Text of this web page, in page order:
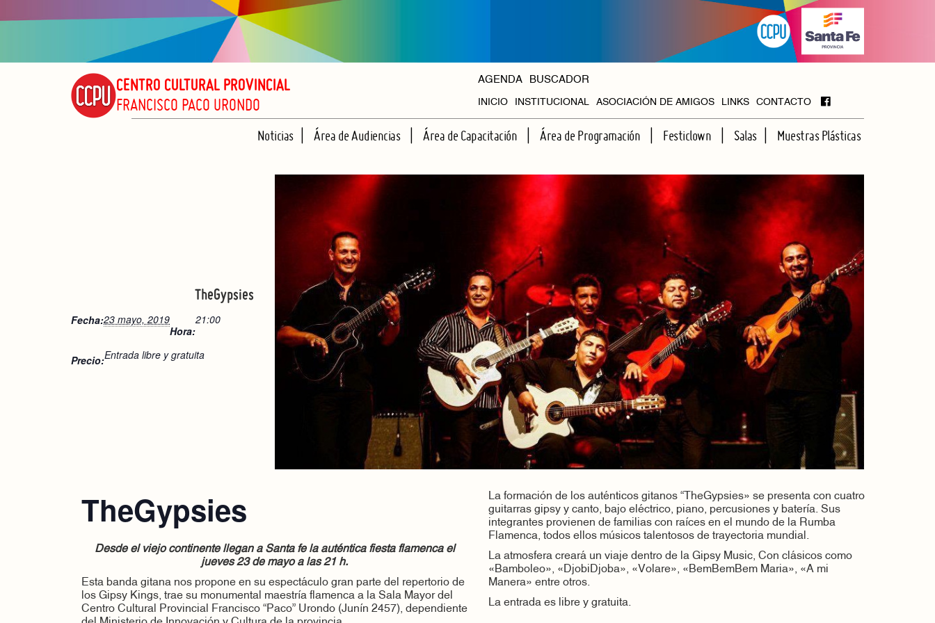
CENTRO CULTURAL PROVINCIAL
FRANCISCO PACO URONDO
AGENDA BUSCADOR
INICIO INSTITUCIONAL
HISTORIA
ORGANISMOS
ASOCIACIÓN DE AMIGOS LINKS CONTACTO
Noticias Área de Audiencias Área de Capacitación Área de Programación Festiclown Salas Muestras Plásticas
TheGypsies
Fecha:23 mayo, 2019
Hora:
21:00
Precio:Entrada libre y gratuita
TheGypsies
Desde el viejo continente llegan a Santa fe la auténtica fiesta flamenca el
jueves 23 de mayo a las 21 h.
Esta banda gitana nos propone en su espectáculo gran parte del repertorio de
los Gipsy Kings, trae su monumental maestría flamenca a la Sala Mayor del
Centro Cultural Provincial Francisco “Paco” Urondo (Junín 2457), dependiente
La formación de los auténticos gitanos “TheGypsies» se presenta con cuatro
guitarras gipsy y canto, bajo eléctrico, piano, percusiones y batería. Sus
integrantes provienen de familias con raíces en el mundo de la Rumba
Flamenca, todos ellos músicos talentosos de trayectoria mundial.
La atmosfera creará un viaje dentro de la Gipsy Music, Con clásicos como
«Bamboleo», «DjobiDjoba», «Volare», «BemBemBem Maria», «A mi
Manera» entre otros.
La entrada es libre y gratuita.